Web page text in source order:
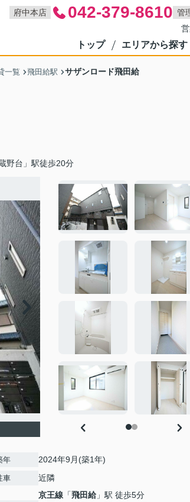
府中本店 042-379-8610 管
トップ エリアから探す
一覧 飛田給駅 サザンロード飛田給
野台」駅徒歩20分
年 2024年9月(築1年)
車 近隣
京王線 「飛田給」駅 徒歩5分